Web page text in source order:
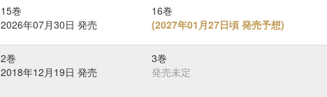
15巻
2026年07月30日 発売
16巻
(2027年01月27日頃 発売予想)
2巻
2018年12月19日 発売
3巻
発売未定